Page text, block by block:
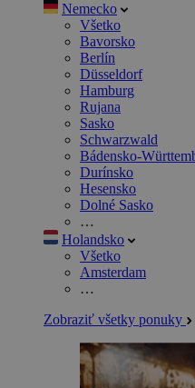
Nemecko
Všetko
Bavorsko
Berlín
Düsseldorf
Hamburg
Rujana
Sasko
Schwarzwald
Bádensko-
Durínsko
Hesensko
Dolné Sasko
…
Holandsko
Všetko
Amsterdam
…
Zobraziť všetky ponuky